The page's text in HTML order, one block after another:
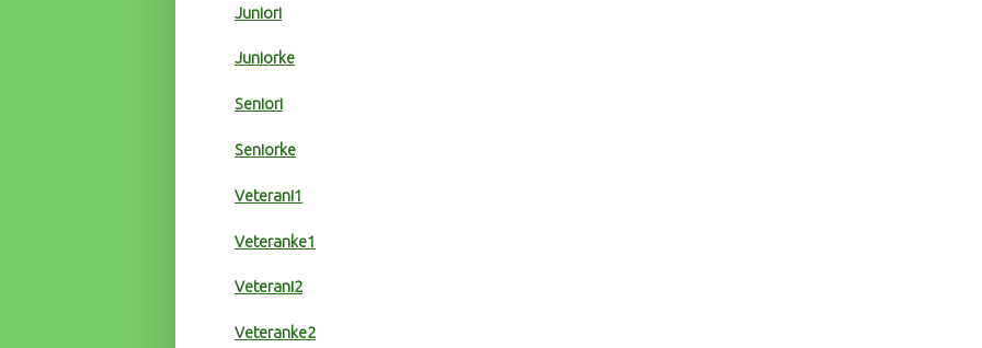
Juniori
Juniorke
Seniori
Seniorke
Veterani1
Veteranke1
Veterani2
Veteranke2